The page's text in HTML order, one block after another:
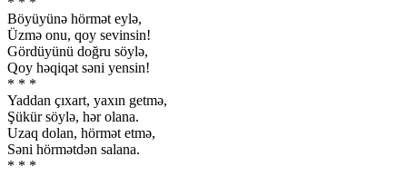
Böyüyünə hörmət eylə,
Üzmə onu, qoy sevinsin!
Gördüyünü doğru söylə,
Qoy həqiqət səni yensin!
* * *
Yaddan çıxart, yaxın getmə,
Şükür söylə, hər olana.
Uzaq dolan, hörmət etmə,
Səni hörmətdən salana.
* * *